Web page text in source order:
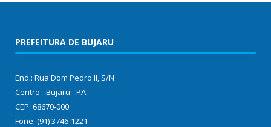
PREFEITURA DE BUJARU
End.: Rua Dom Pedro II, S/N
Centro - Bujaru - PA
CEP: 68670-000
Fone: (91) 3746-1221